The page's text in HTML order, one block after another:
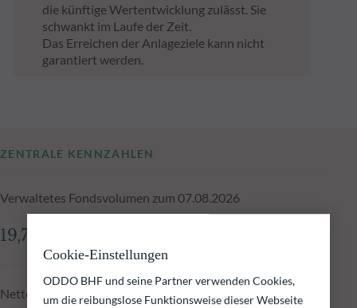
die künftige Wertentwicklung zulässt. Sie
schwankt im Laufe der Zeit.
Das Erreichen der Anlageziele kann nicht
garantiert werden.
ZENTRALE KENNZAHLEN
Verwaltetes Fondsvolumen zum 07.08.2026
19,71 Mio.€
Nettoinventarwert zum 07.08.2026
Cookie-Einstellungen
ODDO BHF und seine Partner verwenden Cookies,
um die reibungslose Funktionsweise dieser Webseite